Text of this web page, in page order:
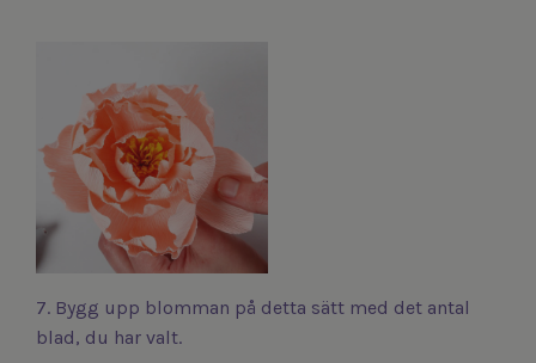
7. Bygg upp blomman på detta sätt med det antal
blad, du har valt.